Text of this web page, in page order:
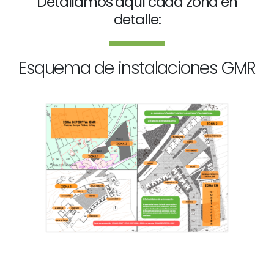
detalle:
Esquema de instalaciones GMR